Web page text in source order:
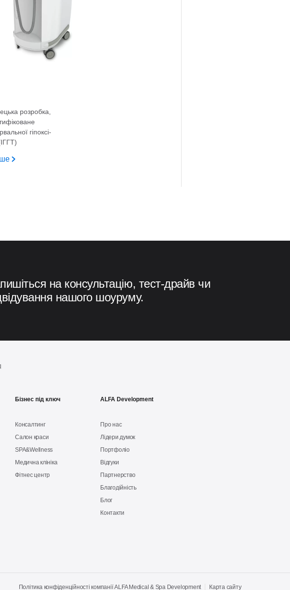
розробка,
гіпоксі-
на консультацію, тест-драйв чи
нашого шоуруму.
Бізнес під ключ
Консалтинг
Салон краси
SPA&Wellness
Медична клініка
Фітнес центр
ALFA Development
Про нас
Лідери думок
Портфоліо
Відгуки
Партнерство
Благодійність
Блог
Контакти
Політика конфіденційності компанії ALFA Medical & Spa Development Карта сайту